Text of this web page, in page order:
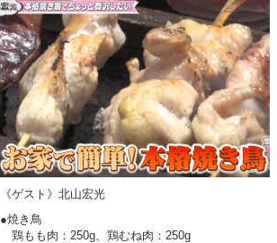
《ゲスト》北山宏光
●焼き鳥
鶏もも肉：250g、鶏むね肉：250g